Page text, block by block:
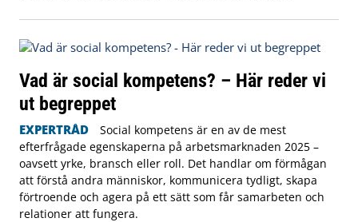
Vad är social kompetens? – Här reder vi
ut begreppet
EXPERTRÅD
Social kompetens är en av de mest
efterfrågade egenskaperna på arbetsmarknaden 2025 –
oavsett yrke, bransch eller roll. Det handlar om förmågan
att förstå andra människor, kommunicera tydligt, skapa
förtroende och agera på ett sätt som får samarbeten och
relationer att fungera.